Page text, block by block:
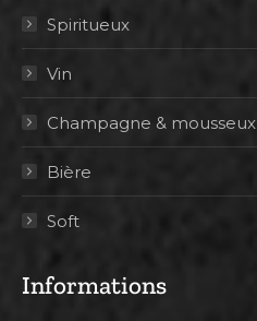
Spiritueux
Vin
Champagne & mousseux
Bière
Soft
Informations